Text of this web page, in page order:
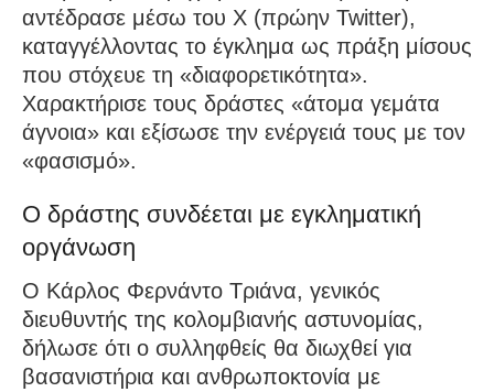
αντέδρασε μέσω του X (πρώην Twitter),
καταγγέλλοντας το έγκλημα ως πράξη μίσους
που στόχευε τη «διαφορετικότητα».
Χαρακτήρισε τους δράστες «άτομα γεμάτα
άγνοια» και εξίσωσε την ενέργειά τους με τον
«φασισμό».
Ο δράστης συνδέεται με εγκληματική
οργάνωση
Ο Κάρλος Φερνάντο Τριάνα, γενικός
διευθυντής της κολομβιανής αστυνομίας,
δήλωσε ότι ο συλληφθείς θα διωχθεί για
βασανιστήρια και ανθρωποκτονία με